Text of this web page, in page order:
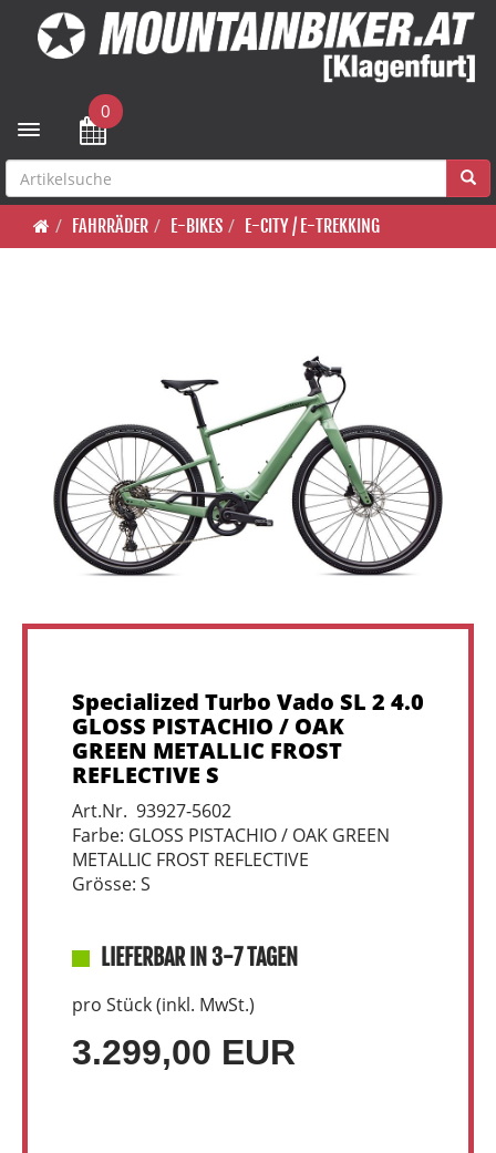
Toggle navigation
0
FAHRRÄDER E-BIKES E-CITY / E-TREKKING
Specialized Turbo Vado SL 2 4.0
GLOSS PISTACHIO / OAK
GREEN METALLIC FROST
REFLECTIVE S
Art.Nr. 93927-5602
Farbe: GLOSS PISTACHIO / OAK GREEN
METALLIC FROST REFLECTIVE
Grösse: S
LIEFERBAR IN 3-7 TAGEN
pro Stück (inkl. MwSt.)
3.299,00 EUR